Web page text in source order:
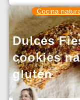
Cocina
Dulces
cookies
gluten